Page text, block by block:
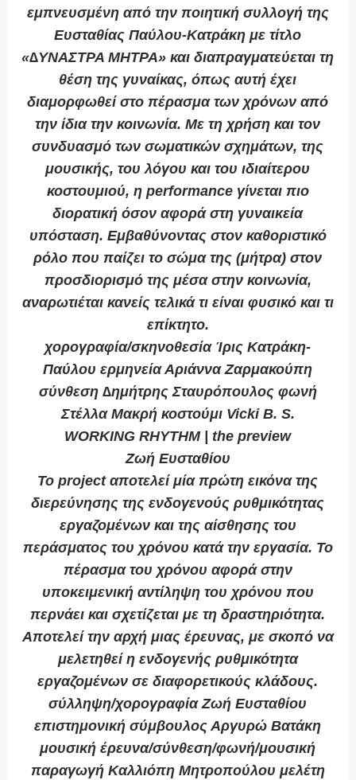
εμπνευσμένη από την ποιητική συλλογή της
Ευσταθίας Παύλου-Κατράκη με τίτλο
«∆ΥΝΑΣΤΡΑ ΜΗΤΡΑ» και διαπραγματεύεται τη
θέση της γυναίκας, όπως αυτή έχει
διαμορφωθεί στο πέρασμα των χρόνων από
την ίδια την κοινωνία. Με τη χρήση και τον
συνδυασμό των σωματικών σχημάτων, της
μουσικής, του λόγου και του ιδιαίτερου
κοστουμιού, η performance γίνεται πιο
διορατική όσον αφορά στη γυναικεία
υπόσταση. Εμβαθύνοντας στον καθοριστικό
ρόλο που παίζει το σώμα της (μήτρα) στον
προσδιορισμό της μέσα στην κοινωνία,
αναρωτιέται κανείς τελικά τι είναι φυσικό και τι
επίκτητο.
χορογραφία/σκηνοθεσία Ίρις Κατράκη-
Παύλου ερμηνεία Αριάννα Ζαρμακούπη
σύνθεση ∆ημήτρης Σταυρόπουλος φωνή
Στέλλα Μακρή κοστούμι Vicki B. S.
WORKING RHYTHM | the preview
Ζωή Ευσταθίου
Το project αποτελεί μία πρώτη εικόνα της
διερεύνησης της ενδογενούς ρυθμικότητας
εργαζομένων και της αίσθησης του
περάσματος του χρόνου κατά την εργασία. Το
πέρασμα του χρόνου αφορά στην
υποκειμενική αντίληψη του χρόνου που
περνάει και σχετίζεται με τη δραστηριότητα.
Αποτελεί την αρχή μιας έρευνας, με σκοπό να
μελετηθεί η ενδογενής ρυθμικότητα
εργαζομένων σε διαφορετικούς κλάδους.
σύλληψη/χορογραφία Ζωή Ευσταθίου
επιστημονική σύμβουλος Αργυρώ Βατάκη
μουσική έρευνα/σύνθεση/φωνή/μουσική
παραγωγή Καλλιόπη Μητροπούλου μελέτη